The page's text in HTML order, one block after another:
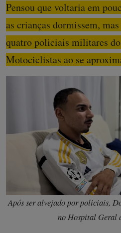
Pensou que voltaria em
as crianças dormissem,
quatro policiais militares
Motociclistas ao se
Após ser alvejado por policiais,
no Hospital Geral